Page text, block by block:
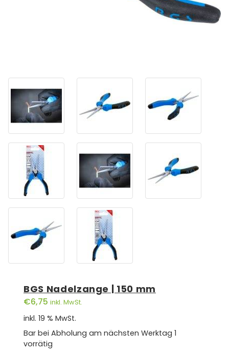
BGS Nadelzange | 150 mm
€6,75 inkl. MwSt.
inkl. 19 % MwSt.
Bar bei Abholung am nächsten Werktag 1
vorrätig